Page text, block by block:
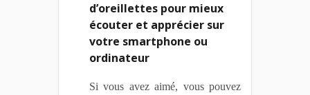
d’oreillettes pour mieux
écouter et apprécier sur
votre smartphone ou
ordinateur
Si vous avez aimé, vous pouvez